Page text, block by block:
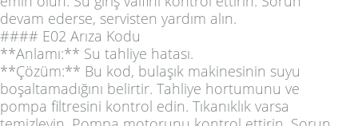
devam ederse, servisten yardım alın.
#### E02 Arıza Kodu
**Anlamı:** Su tahliye hatası.
**Çözüm:** Bu kod, bulaşık makinesinin suyu
boşaltamadığını belirtir. Tahliye hortumunu ve
pompa filtresini kontrol edin. Tıkanıklık varsa